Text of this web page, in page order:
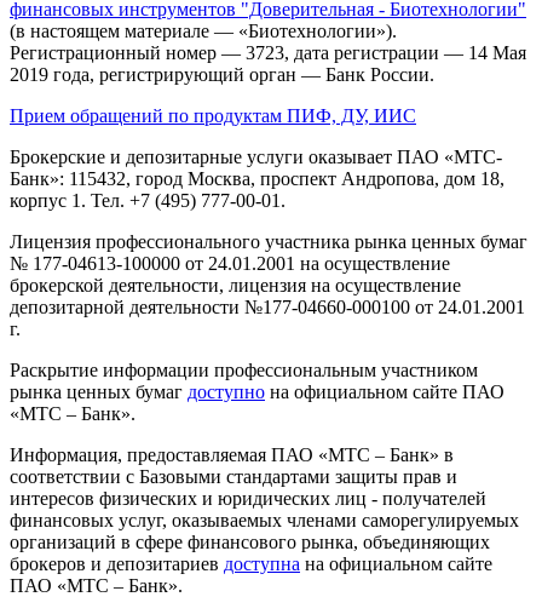
финансовых инструментов "Доверительная - Биотехнологии"
(в настоящем материале — «Биотехнологии»).
Регистрационный номер — 3723, дата регистрации — 14 Мая
2019 года, регистрирующий орган — Банк России.
Прием обращений по продуктам ПИФ, ДУ, ИИС
Брокерские и депозитарные услуги оказывает ПАО «МТС-
Банк»: 115432, город Москва, проспект Андропова, дом 18,
корпус 1. Тел. +7 (495) 777-00-01.
Лицензия профессионального участника рынка ценных бумаг
№ 177-04613-100000 от 24.01.2001 на осуществление
брокерской деятельности, лицензия на осуществление
депозитарной деятельности №177-04660-000100 от 24.01.2001
г.
Раскрытие информации профессиональным участником
рынка ценных бумаг доступно на официальном сайте ПАО
«МТС – Банк».
Информация, предоставляемая ПАО «МТС – Банк» в
соответствии с Базовыми стандартами защиты прав и
интересов физических и юридических лиц - получателей
финансовых услуг, оказываемых членами саморегулируемых
организаций в сфере финансового рынка, объединяющих
брокеров и депозитариев доступна на официальном сайте
ПАО «МТС – Банк».